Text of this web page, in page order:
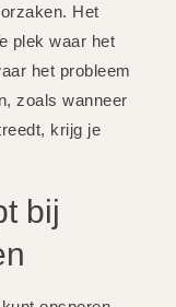
Het
plek waar het
het probleem
zoals wanneer
krijg je
bij